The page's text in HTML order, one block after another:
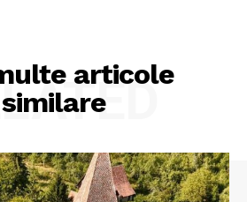
articole
similare